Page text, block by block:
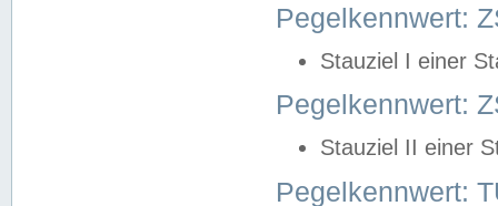
Pegelkennwert:
Stauziel I einer
Pegelkennwert:
Stauziel II einer
Pegelkennwert: